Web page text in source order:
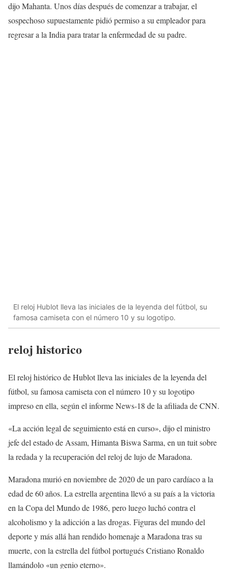
dijo Mahanta. Unos días después de comenzar a trabajar, el
sospechoso supuestamente pidió permiso a su empleador para
regresar a la India para tratar la enfermedad de su padre.
El reloj Hublot lleva las iniciales de la leyenda del fútbol, ​​su
famosa camiseta con el número 10 y su logotipo.
reloj historico
El reloj histórico de Hublot lleva las iniciales de la leyenda del
fútbol, ​​su famosa camiseta con el número 10 y su logotipo
impreso en ella, según el informe News-18 de la afiliada de CNN.
«La acción legal de seguimiento está en curso», dijo el ministro
jefe del estado de Assam, Himanta Biswa Sarma, en un tuit sobre
la redada y la recuperación del reloj de lujo de Maradona.
Maradona murió en noviembre de 2020 de un paro cardíaco a la
edad de 60 años. La estrella argentina llevó a su país a la victoria
en la Copa del Mundo de 1986, pero luego luchó contra el
alcoholismo y la adicción a las drogas. Figuras del mundo del
deporte y más allá han rendido homenaje a Maradona tras su
muerte, con la estrella del fútbol portugués Cristiano Ronaldo
llamándolo «un genio eterno».